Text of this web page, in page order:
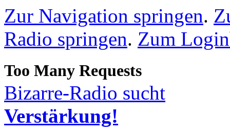
Zur Navigation springen.
Radio springen. Zum
Bizarre-Radio sucht
Verstärkung!